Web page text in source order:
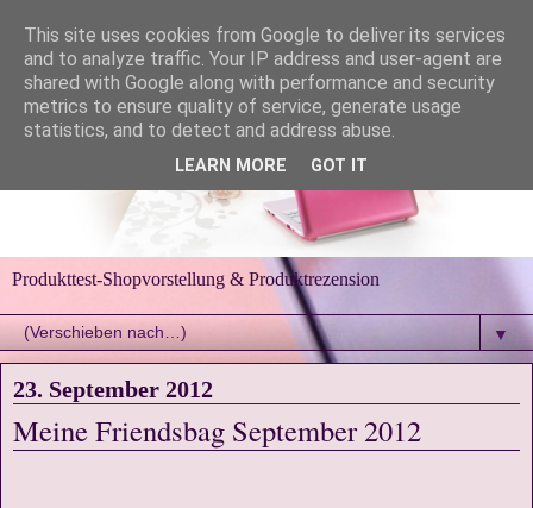
Produkttest-Shopvorstellung & Produktrezension
▼
23. September 2012
Meine Friendsbag September 2012
This site uses cookies from Google to deliver its services
and to analyze traffic. Your IP address and user-agent are
shared with Google along with performance and security
metrics to ensure quality of service, generate usage
statistics, and to detect and address abuse.
LEARN MORE GOT IT